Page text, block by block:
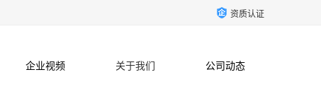
资质认证
企业视频 关于我们 公司动态